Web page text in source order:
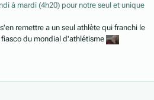
à mardi (4h20) pour notre seul et unique
remettre a un seul athlète qui franchi le
du mondial d'athlétisme